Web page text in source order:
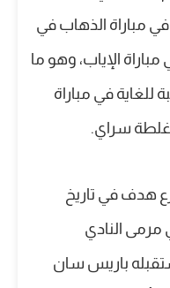
أو أكثر في مباراة الذهاب في
مباراة الإياب، وهو ما
في مباراة
غلطة سراي.
هدف في تاريخ
بعد 55 ثانية في مرمى النادي
باريس سان